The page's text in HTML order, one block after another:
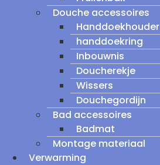
Douche accessoires
Handdoekhouder
handdoekring
Inbouwnis
Doucherekje
Wissers
Douchegordijn
Bad accessoires
Badmat
Montage materiaal
Verwarming